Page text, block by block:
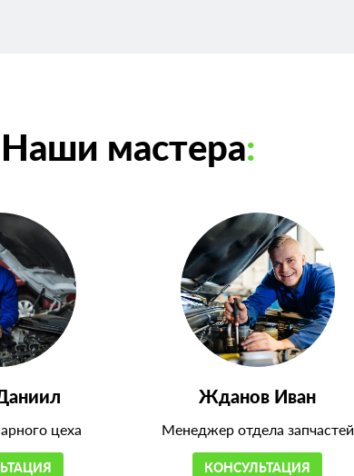
Наши мастера:
цеха
Жданов Иван
Менеджер отдела запчастей
КОНСУЛЬТАЦИЯ